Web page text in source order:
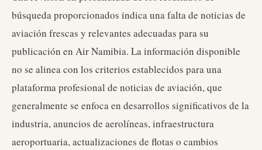
búsqueda proporcionados indica una falta de noticias de
aviación frescas y relevantes adecuadas para su
publicación en Air Namibia. La información disponible
no se alinea con los criterios establecidos para una
plataforma profesional de noticias de aviación, que
generalmente se enfoca en desarrollos significativos de la
industria, anuncios de aerolíneas, infraestructura
aeroportuaria, actualizaciones de flotas o cambios